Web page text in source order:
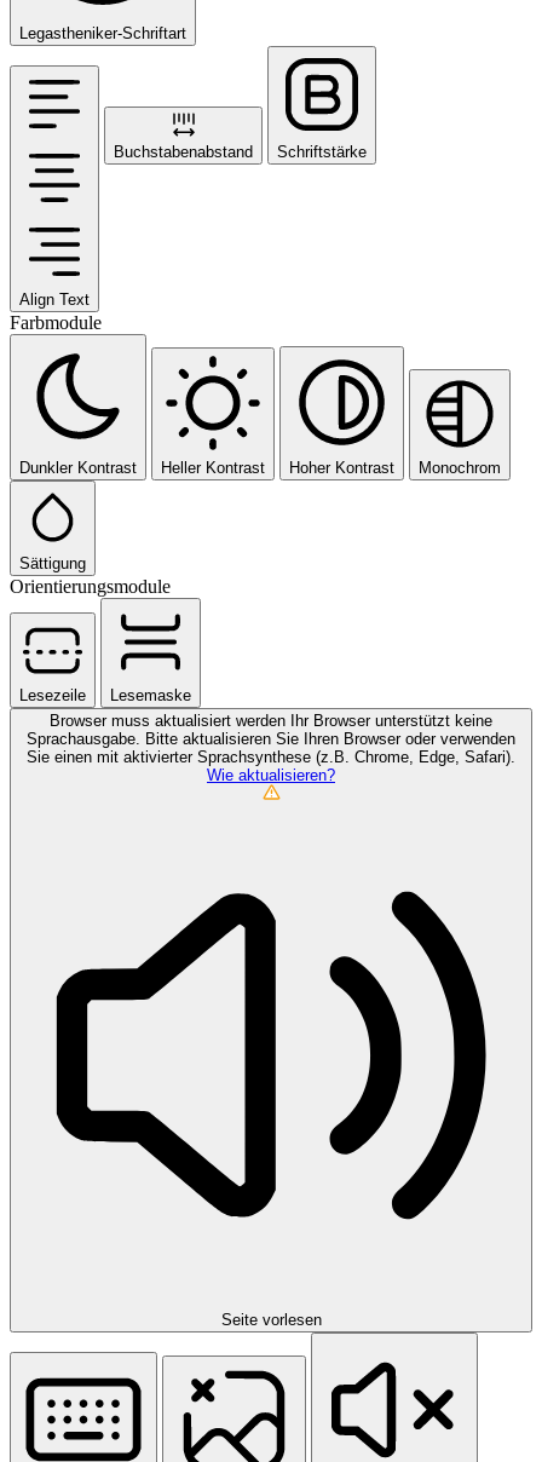
Legastheniker-Schriftart
Align Text
Buchstabenabstand Schriftstärke
Farbmodule
Dunkler Kontrast Heller Kontrast Hoher Kontrast Monochrom
Sättigung
Orientierungsmodule
Lesezeile
Lesemaske
Browser muss aktualisiert werden
Ihr Browser unterstützt keine
Sprachausgabe. Bitte aktualisieren Sie Ihren Browser oder verwenden
Sie einen mit aktivierter Sprachsynthese (z.B. Chrome, Edge, Safari).
Wie aktualisieren?
Seite vorlesen